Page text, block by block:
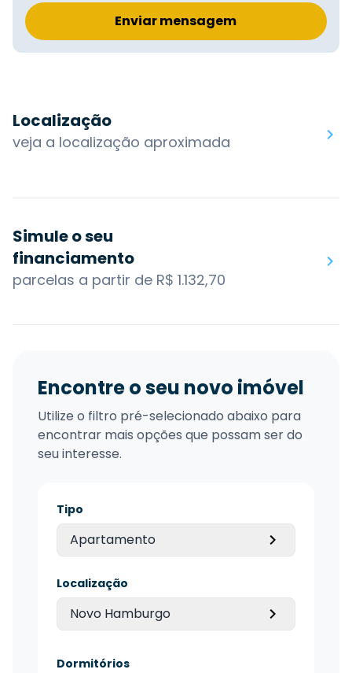
Enviar mensagem
Localização
veja a localização aproximada
Simule o seu
financiamento
parcelas a partir de R$ 1.132,70
Encontre o seu novo imóvel
Utilize o filtro pré-selecionado abaixo para
encontrar mais opções que possam ser do
seu interesse.
Tipo
Apartamento
Localização
Novo Hamburgo
Dormitórios